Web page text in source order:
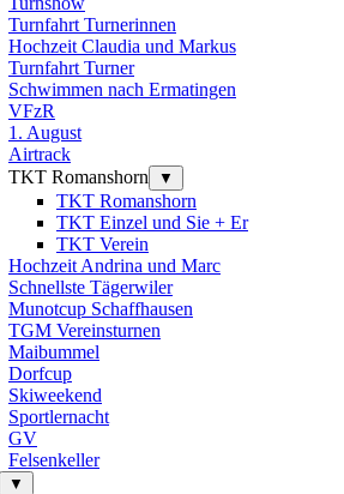
Turnfahrt Turnerinnen
Hochzeit Claudia und Markus
Turnfahrt Turner
Schwimmen nach Ermatingen
VFzR
1. August
Airtrack
TKT Romanshorn
▼
TKT Romanshorn
TKT Einzel und Sie + Er
TKT Verein
Hochzeit Andrina und Marc
Schnellste Tägerwiler
Munotcup Schaffhausen
TGM Vereinsturnen
Maibummel
Dorfcup
Skiweekend
Sportlernacht
GV
Felsenkeller
▼